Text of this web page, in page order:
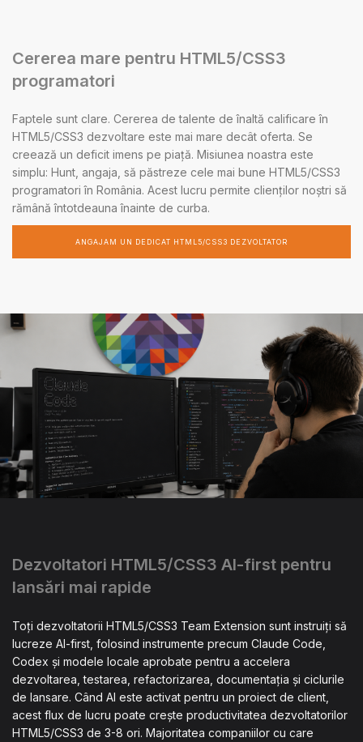
Cererea mare pentru HTML5/CSS3
programatori
Faptele sunt clare. Cererea de talente de înaltă calificare în
HTML5/CSS3 dezvoltare este mai mare decât oferta. Se
creează un deficit imens pe piață. Misiunea noastra este
simplu: Hunt, angaja, să păstreze cele mai bune HTML5/CSS3
programatori în România. Acest lucru permite clienților noștri să
rămână întotdeauna înainte de curba.
ANGAJAM UN DEDICAT HTML5/CSS3 DEZVOLTATOR
Dezvoltatori HTML5/CSS3 AI-first pentru
lansări mai rapide
Toți dezvoltatorii HTML5/CSS3 Team Extension sunt instruiți să
lucreze AI-first, folosind instrumente precum Claude Code,
Codex și modele locale aprobate pentru a accelera
dezvoltarea, testarea, refactorizarea, documentația și ciclurile
de lansare. Când AI este activat pentru un proiect de client,
acest flux de lucru poate crește productivitatea dezvoltatorilor
HTML5/CSS3 de 3-8 ori. Majoritatea companiilor cu care